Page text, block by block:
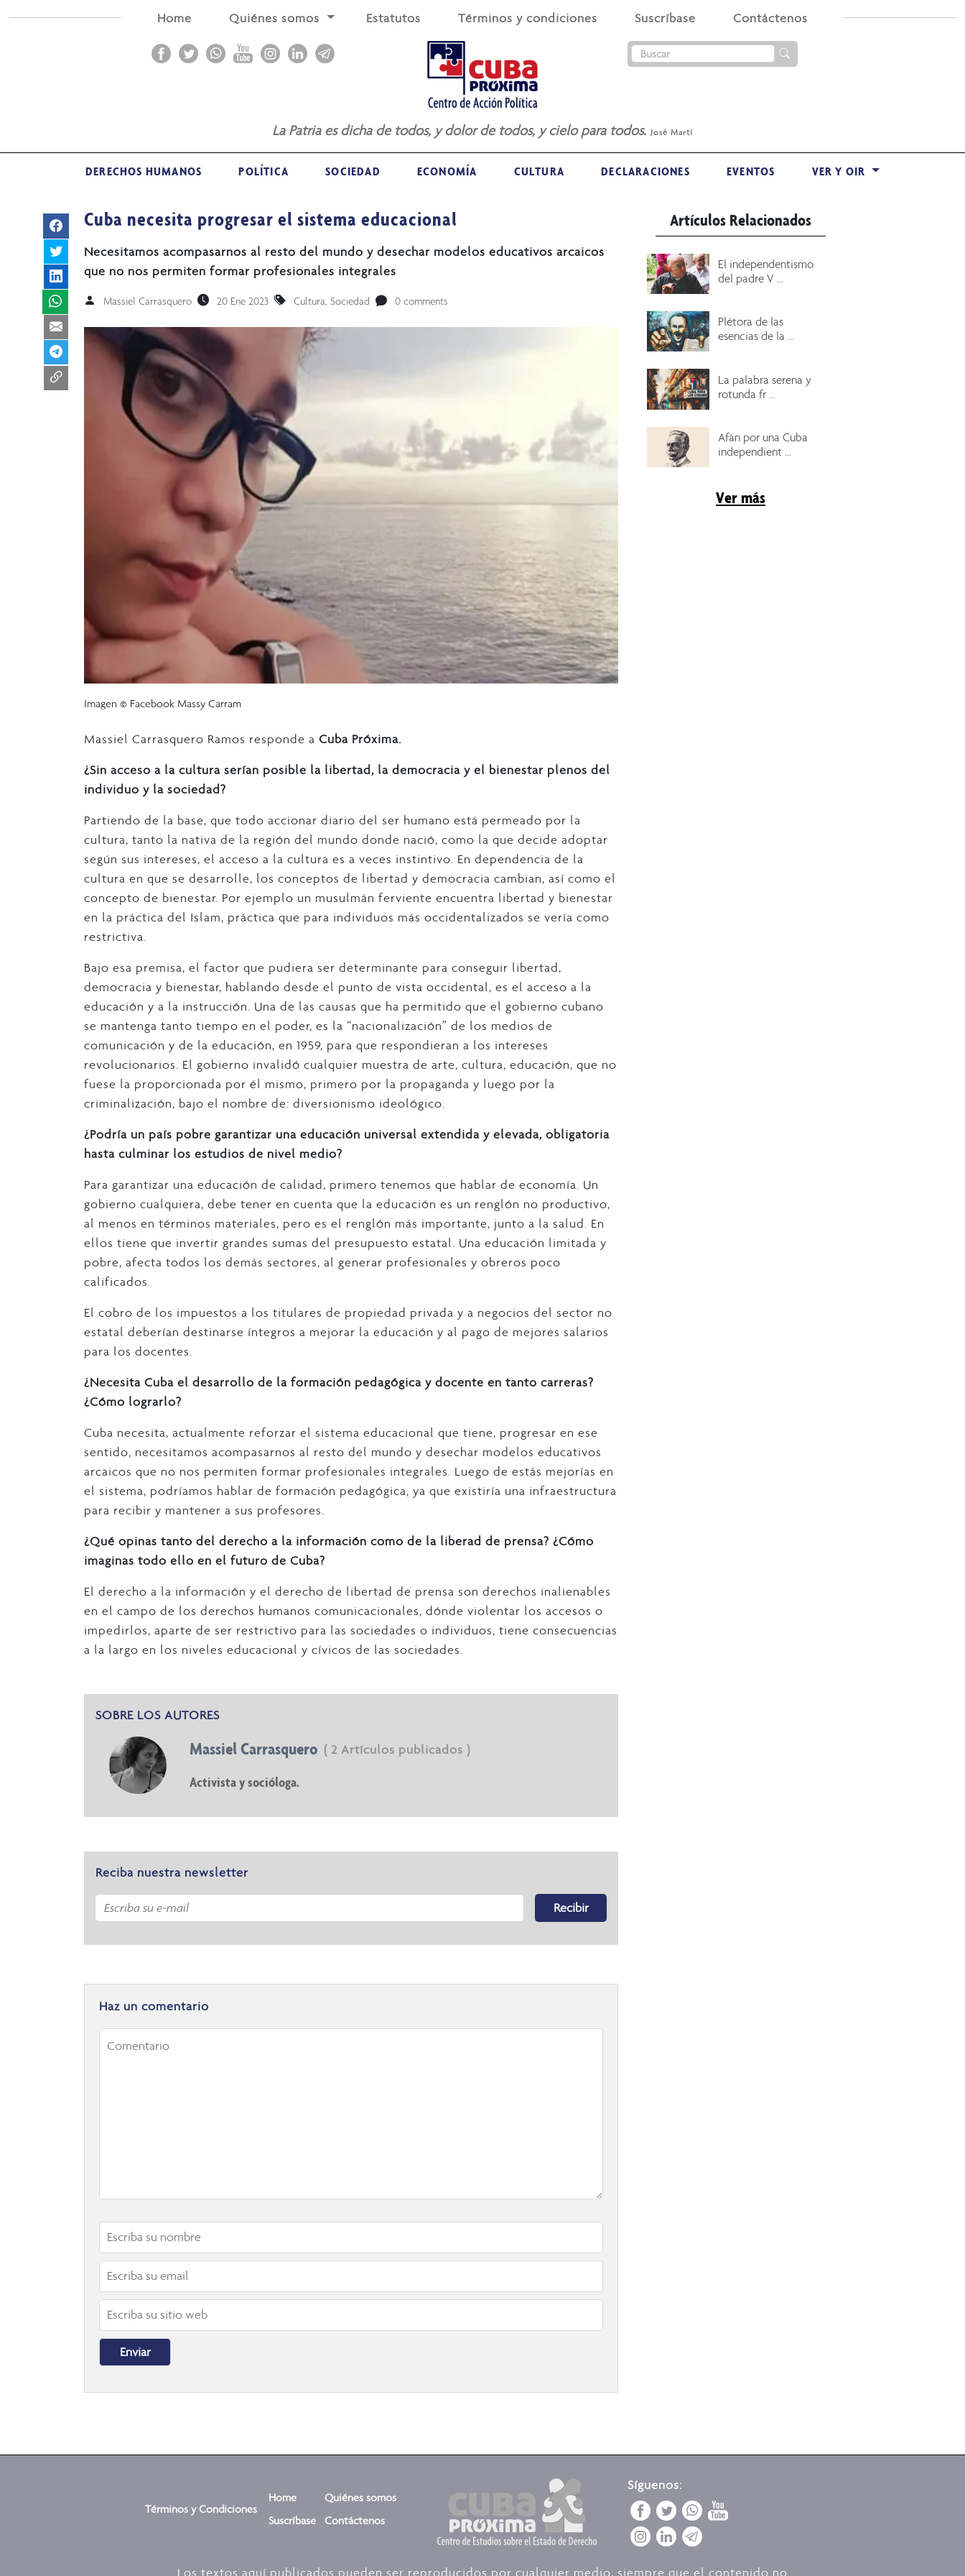
Home Quiénes somos Estatutos Términos y condiciones Suscríbase Contáctenos
La Patria es dicha de todos, y dolor de todos, y cielo para todos. José Martí
DERECHOS HUMANOS POLÍTICA SOCIEDAD ECONOMÍA CULTURA DECLARACIONES EVENTOS VER Y OIR
Cuba necesita progresar el sistema educacional
Necesitamos acompasarnos al resto del mundo y desechar modelos educativos arcaicos
que no nos permiten formar profesionales integrales
Massiel Carrasquero 20 Ene 2023 Cultura, Sociedad 0 comments
Imagen © Facebook Massy Carram
Massiel Carrasquero Ramos responde a Cuba Próxima.
¿Sin acceso a la cultura serían posible la libertad, la democracia y el bienestar plenos del
individuo y la sociedad?
Partiendo de la base, que todo accionar diario del ser humano está permeado por la
cultura, tanto la nativa de la región del mundo donde nació, como la que decide adoptar
según sus intereses, el acceso a la cultura es a veces instintivo. En dependencia de la
cultura en que se desarrolle, los conceptos de libertad y democracia cambian, así como el
concepto de bienestar. Por ejemplo un musulmán ferviente encuentra libertad y bienestar
en la práctica del Islam, práctica que para individuos más occidentalizados se vería como
restrictiva.
Bajo esa premisa, el factor que pudiera ser determinante para conseguir libertad,
democracia y bienestar, hablando desde el punto de vista occidental, es el acceso a la
educación y a la instrucción. Una de las causas que ha permitido que el gobierno cubano
se mantenga tanto tiempo en el poder, es la “nacionalización” de los medios de
comunicación y de la educación, en 1959, para que respondieran a los intereses
revolucionarios. El gobierno invalidó cualquier muestra de arte, cultura, educación, que no
fuese la proporcionada por él mismo, primero por la propaganda y luego por la
criminalización, bajo el nombre de: diversionismo ideológico.
¿Podría un país pobre garantizar una educación universal extendida y elevada, obligatoria
hasta culminar los estudios de nivel medio?
Para garantizar una educación de calidad, primero tenemos que hablar de economía. Un
gobierno cualquiera, debe tener en cuenta que la educación es un renglón no productivo,
al menos en términos materiales, pero es el renglón más importante, junto a la salud. En
ellos tiene que invertir grandes sumas del presupuesto estatal. Una educación limitada y
pobre, afecta todos los demás sectores, al generar profesionales y obreros poco
calificados.
El cobro de los impuestos a los titulares de propiedad privada y a negocios del sector no
estatal deberían destinarse íntegros a mejorar la educación y al pago de mejores salarios
para los docentes.
¿Necesita Cuba el desarrollo de la formación pedagógica y docente en tanto carreras?
¿Cómo lograrlo?
Cuba necesita, actualmente reforzar el sistema educacional que tiene, progresar en ese
sentido, necesitamos acompasarnos al resto del mundo y desechar modelos educativos
arcaicos que no nos permiten formar profesionales integrales. Luego de estás mejorías en
el sistema, podríamos hablar de formación pedagógica, ya que existiría una infraestructura
para recibir y mantener a sus profesores.
¿Qué opinas tanto del derecho a la información como de la liberad de prensa? ¿Cómo
imaginas todo ello en el futuro de Cuba?
El derecho a la información y el derecho de libertad de prensa son derechos inalienables
en el campo de los derechos humanos comunicacionales, dónde violentar los accesos o
impedirlos, aparte de ser restrictivo para las sociedades o individuos, tiene consecuencias
a la largo en los niveles educacional y cívicos de las sociedades.
SOBRE LOS AUTORES
Massiel Carrasquero ( 2 Artículos publicados )
Activista y socióloga.
Reciba nuestra newsletter
Recibir
Haz un comentario
Artículos Relacionados
El independentismo
del padre V ...
Plétora de las
esencias de la ...
La palabra serena y
rotunda fr ...
Afán por una Cuba
independient ...
Ver más
Términos y Condiciones
Home
Suscríbase
Quiénes somos
Contáctenos
Síguenos:
Los textos aquí publicados pueden ser reproducidos por cualquier medio, siempre que el contenido no